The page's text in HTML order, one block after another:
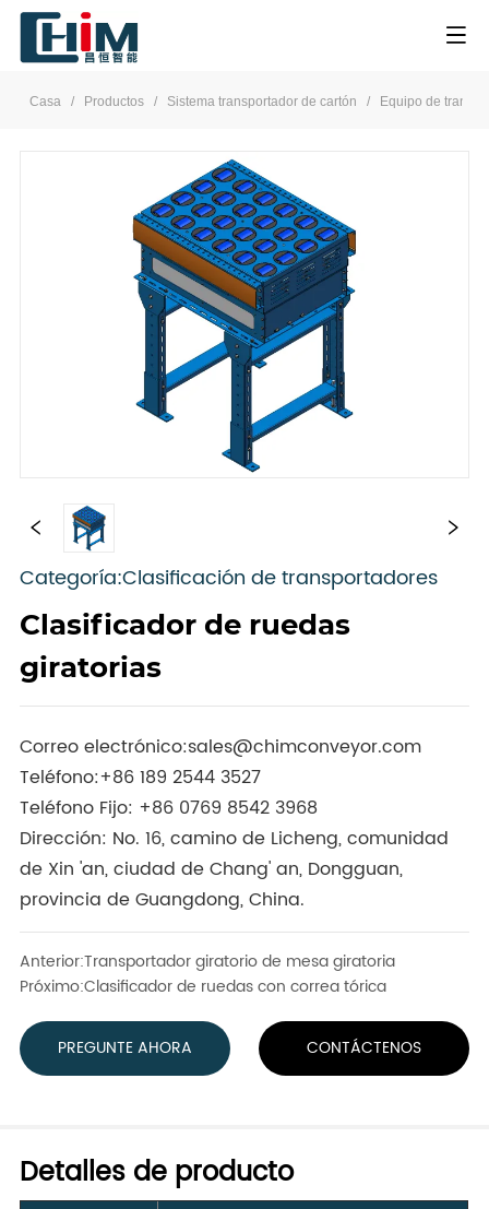
Casa / Productos / Sistema transportador de cartón / Equipo de
Categoría:Clasificación de transportadores
Clasificador de ruedas
giratorias
Correo electrónico:sales@chimconveyor.com
Teléfono:+86 189 2544 3527
Teléfono Fijo: +86 0769 8542 3968
Dirección: No. 16, camino de Licheng, comunidad
de Xin 'an, ciudad de Chang' an, Dongguan,
provincia de Guangdong, China.
Anterior:Transportador giratorio de mesa giratoria
Próximo:Clasificador de ruedas con correa tórica
PREGUNTE AHORA CONTÁCTENOS
Detalles de producto